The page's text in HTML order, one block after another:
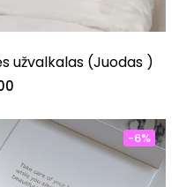
užvalkalas (Juodas )
-6%